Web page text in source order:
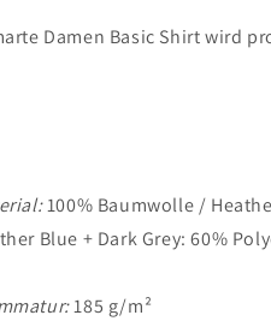
Damen Basic Shirtwird
100% Baumwolle /
Blue + Dark Grey: 60%
185 g/m²